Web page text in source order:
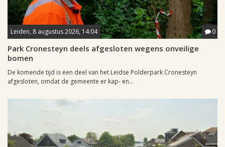
Leiden, 8 augustus 2026, 14:04 0
Park Cronesteyn deels afgesloten wegens onveilige
bomen
De komende tijd is een deel van het Leidse Polderpark Cronesteyn
afgesloten, omdat de gemeente er kap- en...